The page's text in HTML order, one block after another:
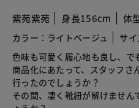
紫苑紫苑 身長156cm 体
カラー：ライトベージュ
サ
色味も可愛く履心地も良し、で
商品化にあたって、スタッフさ
行ったのでしょうか？
その間、凄く靴紐が解けませ